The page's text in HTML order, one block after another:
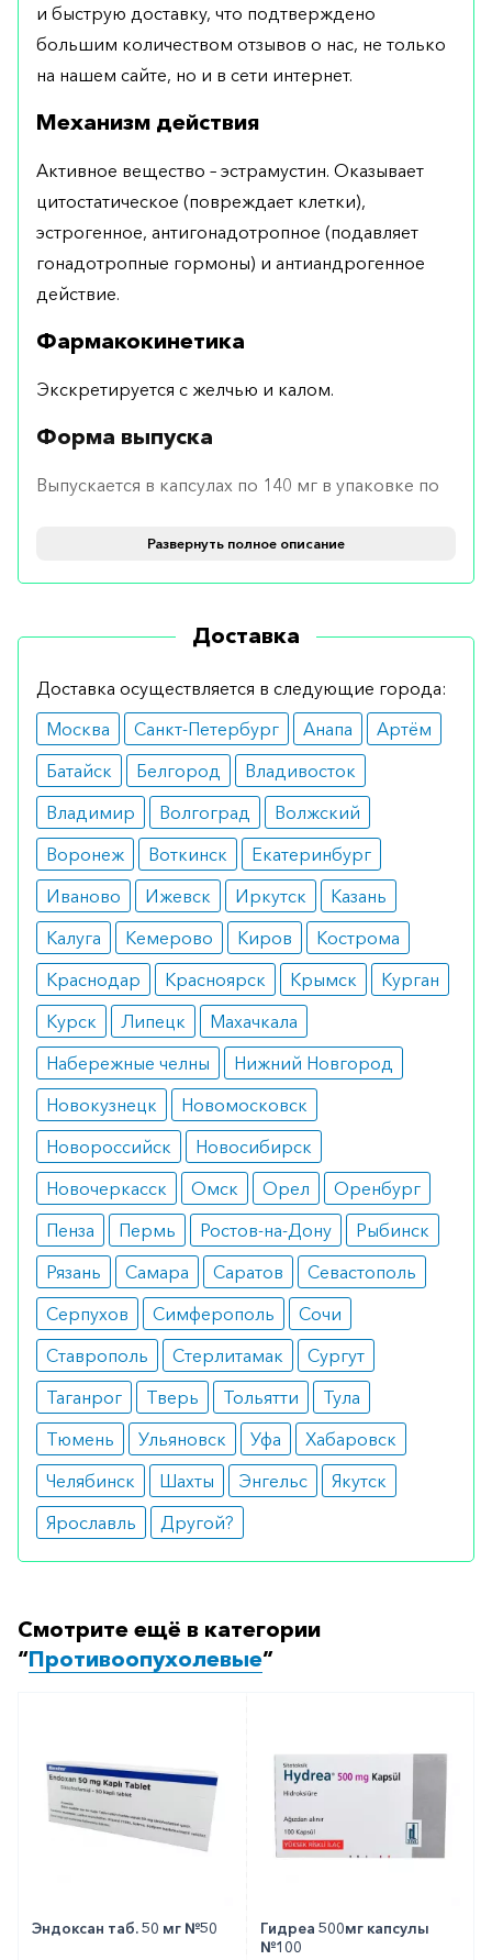
и быструю доставку, что подтверждено
большим количеством отзывов о нас, не только
на нашем сайте, но и в сети интернет.
Механизм действия
Активное вещество – эстрамустин. Оказывает
цитостатическое (повреждает клетки),
эстрогенное, антигонадотропное (подавляет
гонадотропные гормоны) и антиандрогенное
действие.
Фармакокинетика
Экскретируется с желчью и калом.
Форма выпуска
Выпускается в капсулах по 140 мг в упаковке по
Рекомендовано принимать по две-три капсулы
раза в день. Курс лечения – месяц.
Показания
Рак предстательной железы.
Противопоказания
тромбофлебит;
тяжелые заболевания печени и сердца.
Побочные реакции
тошнота;
рвота;
понос;
снижение уровня лейкоцитов в крови;
боли в области сердца;
тромбоэмболия;
аллергическая реакция.
Как оформить заказ?
Вы можете заказать препарат с доставкой в
аптеку-партнёра в вашем городе. Для этого Вы
можете оформить бронирование на сайте или
заказать по телефону8 800 301 52 86
с любого телефона по РФ)
Развернуть полное описание
Доставка
Доставка осуществляется в следующие города:
Москва
Санкт-Петербург Анапа
Артём
Батайск
Белгород
Владивосток
Владимир
Волгоград
Волжский
Воронеж
Воткинск
Екатеринбург
Иваново
Ижевск Иркутск
Казань
Калуга
Кемерово Киров
Кострома
Краснодар
Красноярск Крымск
Курган
Курск
Липецк
Махачкала
Набережные челны
Нижний Новгород
Новокузнецк
Новомосковск
Новороссийск
Новосибирск
Новочеркасск
Омск Орел
Оренбург
Пенза
Пермь Ростов-на-Дону
Рыбинск
Рязань
Самара Саратов
Севастополь
Серпухов
Симферополь
Сочи
Ставрополь
Стерлитамак
Сургут
Таганрог
Тверь Тольятти
Тула
Тюмень
Ульяновск Уфа
Хабаровск
Челябинск
Шахты Энгельс
Якутск
Ярославль
Другой?
Смотрите ещё в категории
“Противоопухолевые”
Эндоксан таб. 50 мг №50
Гидреа 500мг капсулы
№100